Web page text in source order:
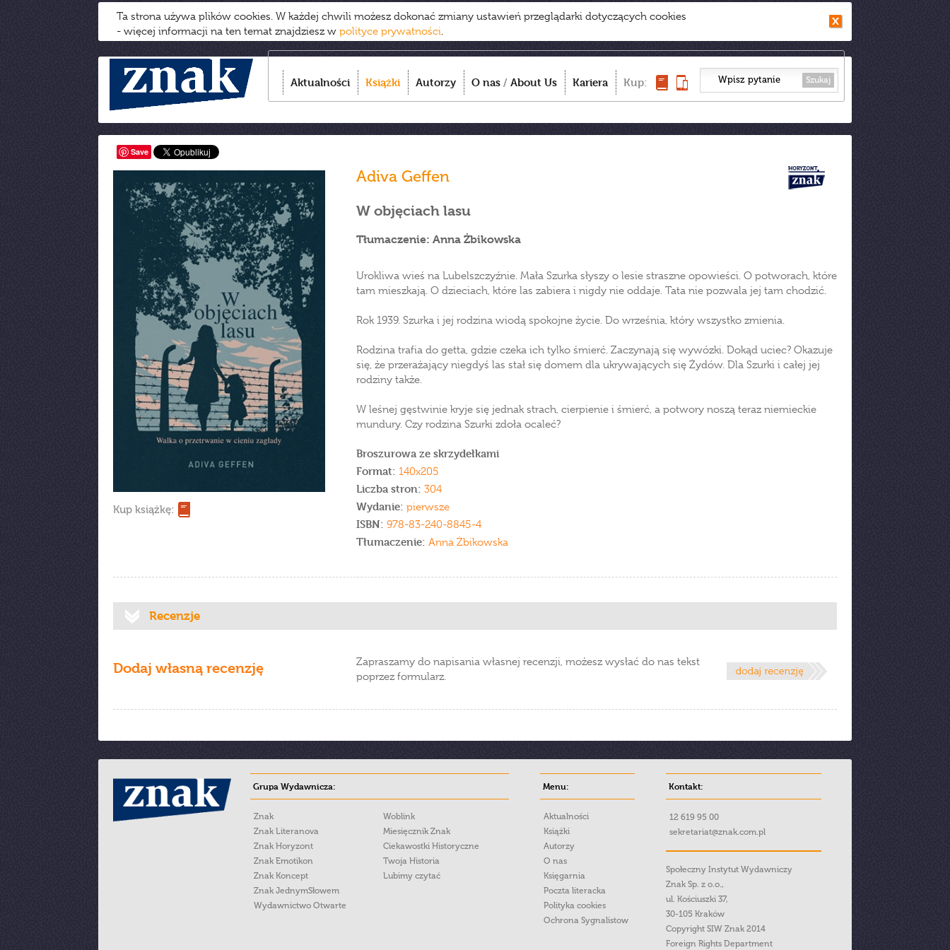
Ta strona używa plików cookies. W każdej chwili możesz dokonać zmiany ustawień przeglądarki dotyczących cookies
- więcej informacji na ten temat znajdziesz w polityce prywatności.
Aktualności Książki Autorzy O nas / About Us Kariera Kup: Szukaj
Save
Kup książkę:
Adiva Geffen
W objęciach lasu
Tłumaczenie: Anna Żbikowska
Urokliwa wieś na Lubelszczyźnie. Mała Szurka słyszy o lesie straszne opowieści. O potworach, które
tam mieszkają. O dzieciach, które las zabiera i nigdy nie oddaje. Tata nie pozwala jej tam chodzić.
Rok 1939. Szurka i jej rodzina wiodą spokojne życie. Do września, który wszystko zmienia.
Rodzina trafia do getta, gdzie czeka ich tylko śmierć. Zaczynają się wywózki. Dokąd uciec? Okazuje
się, że przerażający niegdyś las stał się domem dla ukrywających się Żydów. Dla Szurki i całej jej
rodziny także.
W leśnej gęstwinie kryje się jednak strach, cierpienie i śmierć, a potwory noszą teraz niemieckie
mundury. Czy rodzina Szurki zdoła ocaleć?
Broszurowa ze skrzydełkami
Format: 140x205
Liczba stron: 304
Wydanie: pierwsze
ISBN: 978-83-240-8845-4
Tłumaczenie: Anna Żbikowska
Recenzje
Dodaj własną recenzję
Zapraszamy do napisania własnej recenzji, możesz wysłać do nas tekst
poprzez formularz.
Grupa Wydawnicza:
Znak
Znak Literanova
Znak Horyzont
Znak Emotikon
Znak Koncept
Znak JednymSłowem
Wydawnictwo Otwarte
Woblink
Miesięcznik Znak
Ciekawostki Historyczne
Twoja Historia
Lubimy czytać
Menu:
Aktualności
Książki
Autorzy
O nas
Księgarnia
Poczta literacka
Polityka cookies
Ochrona Sygnalistow
Kontakt:
12 619 95 00
sekretariat@znak.com.pl
Społeczny Instytut Wydawniczy
Znak Sp. z o.o.,
ul. Kościuszki 37,
30-105 Kraków
Copyright SIW Znak 2014
Foreign Rights Department